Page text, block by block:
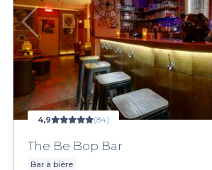
4,9 (84)
The Be Bop Bar
Bar à bière